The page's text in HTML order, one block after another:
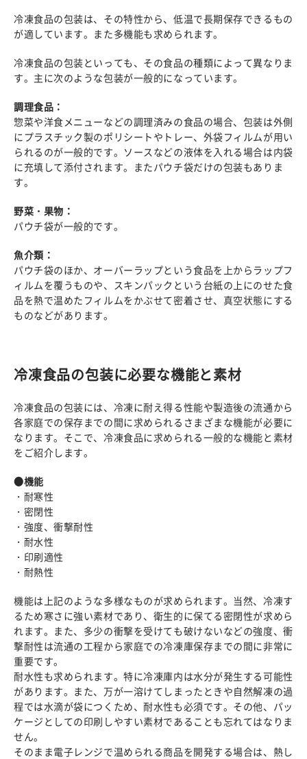
冷凍食品の包装は、その特性から、低温で長期保存できるもの
が適しています。また多機能も求められます。
冷凍食品の包装といっても、その食品の種類によって異なりま
す。主に次のような包装が一般的になっています。
調理食品：
惣菜や洋食メニューなどの調理済みの食品の場合、包装は外側
にプラスチック製のポリシートやトレー、外袋フィルムが用い
られるのが一般的です。ソースなどの液体を入れる場合は内袋
に充填して添付されます。またパウチ袋だけの包装もありま
す。
野菜・果物：
パウチ袋が一般的です。
魚介類：
パウチ袋のほか、オーバーラップという食品を上からラップフ
ィルムを覆うものや、スキンパックという台紙の上にのせた食
品を熱で温めたフィルムをかぶせて密着させ、真空状態にする
ものなどがあります。
冷凍食品の包装に必要な機能と素材
冷凍食品の包装には、冷凍に耐え得る性能や製造後の流通から
各家庭での保存までの間に求められるさまざまな機能が必要に
なります。そこで、冷凍食品に求められる一般的な機能と素材
をご紹介します。
●機能
・耐寒性
・密閉性
・強度、衝撃耐性
・耐水性
・印刷適性
・耐熱性
機能は上記のような多様なものが求められます。当然、冷凍す
るため寒さに強い素材であり、衛生的に保てる密閉性が求めら
れます。また、多少の衝撃を受けても破けないなどの強度、衝
撃耐性は流通の工程から家庭での冷凍庫保存までの間に非常に
重要です。
耐水性も求められます。特に冷凍庫内は水分が発生する可能性
があります。また、万が一溶けてしまったときや自然解凍の過
程では水滴が袋につくため、耐水性も必須です。その他、パッ
ケージとしての印刷しやすい素材であることも忘れてはなりま
せん。
そのまま電子レンジで温められる商品を開発する場合は、熱し